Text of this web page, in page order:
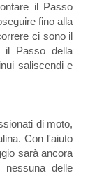
il Passo
fino alla
ci sono il
il Passo della
saliscendi e
di moto,
Con l'aiuto
sarà ancora
nessuna delle